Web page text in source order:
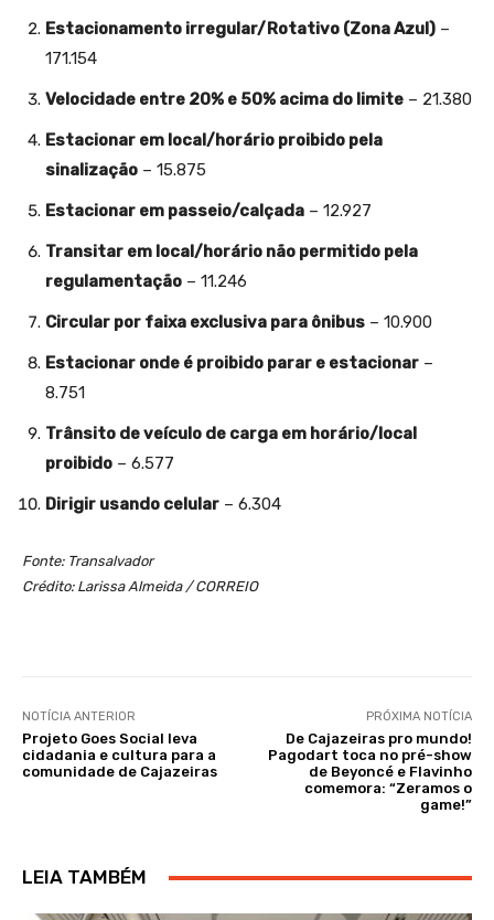
Estacionamento irregular/Rotativo (Zona Azul) –
171.154
Velocidade entre 20% e 50% acima do limite – 21.380
Estacionar em local/horário proibido pela
sinalização – 15.875
Estacionar em passeio/calçada – 12.927
Transitar em local/horário não permitido pela
regulamentação – 11.246
Circular por faixa exclusiva para ônibus – 10.900
Estacionar onde é proibido parar e estacionar –
8.751
Trânsito de veículo de carga em horário/local
proibido – 6.577
Dirigir usando celular – 6.304
Fonte: Transalvador
Crédito: Larissa Almeida / CORREIO
NOTÍCIA ANTERIOR
Projeto Goes Social leva
cidadania e cultura para a
comunidade de Cajazeiras
PRÓXIMA NOTÍCIA
De Cajazeiras pro mundo!
Pagodart toca no pré-show
de Beyoncé e Flavinho
comemora: “Zeramos o
game!”
LEIA TAMBÉM